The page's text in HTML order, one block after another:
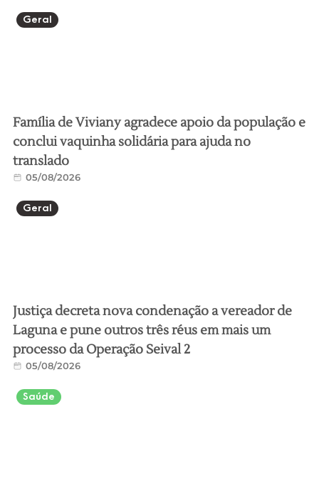
Geral
Família de Viviany agradece apoio da população e
conclui vaquinha solidária para ajuda no
translado
05/08/2026
Geral
Justiça decreta nova condenação a vereador de
Laguna e pune outros três réus em mais um
processo da Operação Seival 2
05/08/2026
Saúde